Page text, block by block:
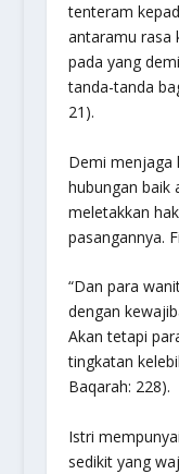
tenteram
antaramu rasa
pada yang
tanda-tanda
21).
Demi menjaga
hubungan baik
meletakkan
pasangannya.
“Dan para
dengan
Akan tetapi
tingkatan
Baqarah: 228).
Istri
sedikit yang